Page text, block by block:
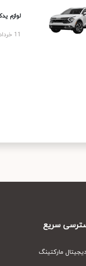
لوازم یدکی
سریع
مارکتینگ